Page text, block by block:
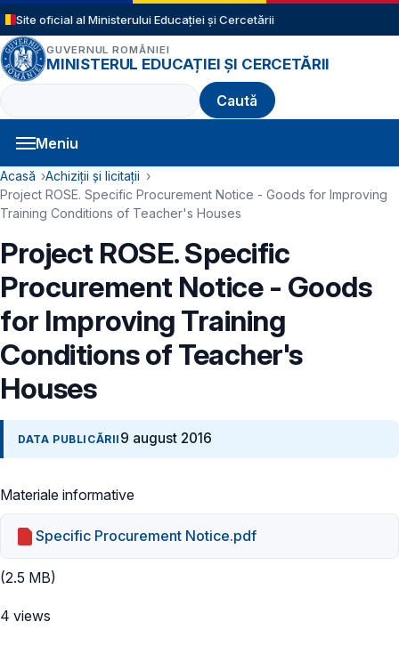
Sari la conținutul principal
Site oficial al Ministerului Educației și Cercetării
GUVERNUL ROMÂNIEI
MINISTERUL EDUCAȚIEI ȘI CERCETĂRII
Caută
Meniu
Navigație principală
Cale de navigare
Acasă
Achiziții și licitații
Project ROSE. Specific Procurement Notice - Goods for Improving
Training Conditions of Teacher's Houses
Project ROSE. Specific
Procurement Notice - Goods
for Improving Training
Conditions of Teacher's
Houses
DATA PUBLICĂRII 9 august 2016
Materiale informative
Specific Procurement Notice.pdf
(2.5 MB)
4 views